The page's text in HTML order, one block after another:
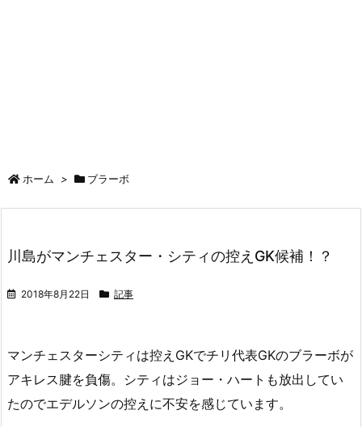
ホーム > ブラーボ
川島がマンチェスター・シティの控えGK候補！？
2018年8月22日 記事
マンチェスターシティは控えGKでチリ代表GKのブラーボが
アキレス腱を負傷。シティはジョー・ハートも放出してい
たのでエデルソンの控えに不安を感じています。